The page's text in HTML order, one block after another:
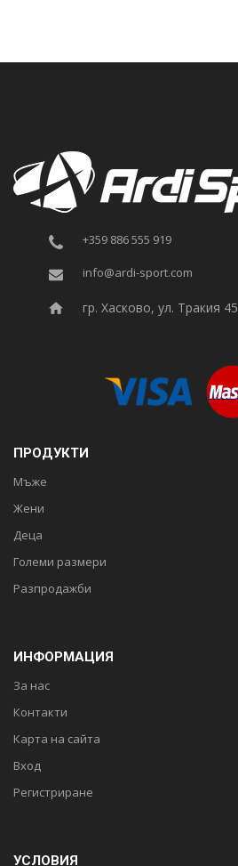
+359 886 555 919
info@ardi-sport.com
гр. Хасково, ул. Тракия 45
ПРОДУКТИ
Мъже
Жени
Деца
Големи размери
Разпродажби
ИНФОРМАЦИЯ
За нас
Контакти
Карта на сайта
Вход
Регистриране
УСЛОВИЯ